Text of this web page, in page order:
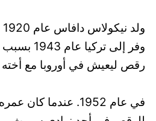
وفر إلى
رقص ليعيش في أوروبا مع أخته